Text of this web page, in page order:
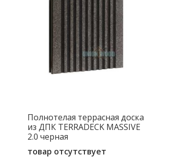
Полнотелая террасная доска
из ДПК TERRADECK MASSIVE
2.0 черная
товар отсутствует